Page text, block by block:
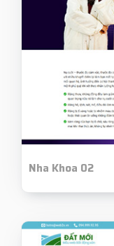
Nha Khoa 02